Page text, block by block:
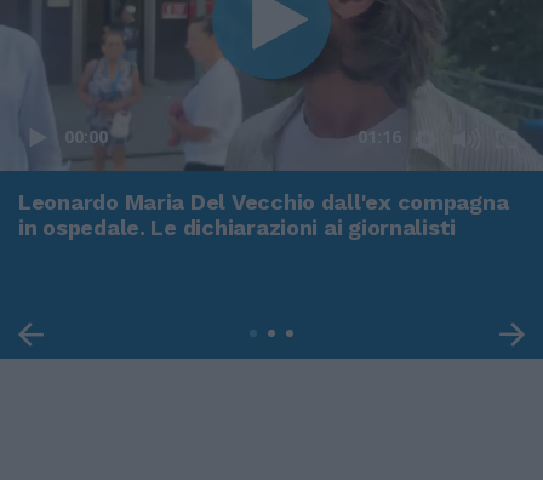
00:00 01:16
Leonardo Maria Del Vecchio dall'ex compagna
in ospedale. Le dichiarazioni ai giornalisti